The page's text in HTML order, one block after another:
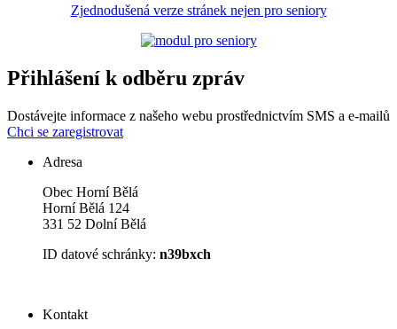
Zjednodušená verze stránek nejen pro seniory
Přihlášení k odběru zpráv
Dostávejte informace z našeho webu prostřednictvím SMS a e-mailů
Chci se zaregistrovat
Adresa
Obec Horní Bělá
Horní Bělá 124
331 52 Dolní Bělá
ID datové schránky: n39bxch
Kontakt